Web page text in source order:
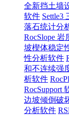
全新挡土墙
软件 Settle3
落石统计分
RocSlope
坡楔体稳定
性分析软件
和不连续强
析软件
RocSupport
边坡倾倒破
分析软件